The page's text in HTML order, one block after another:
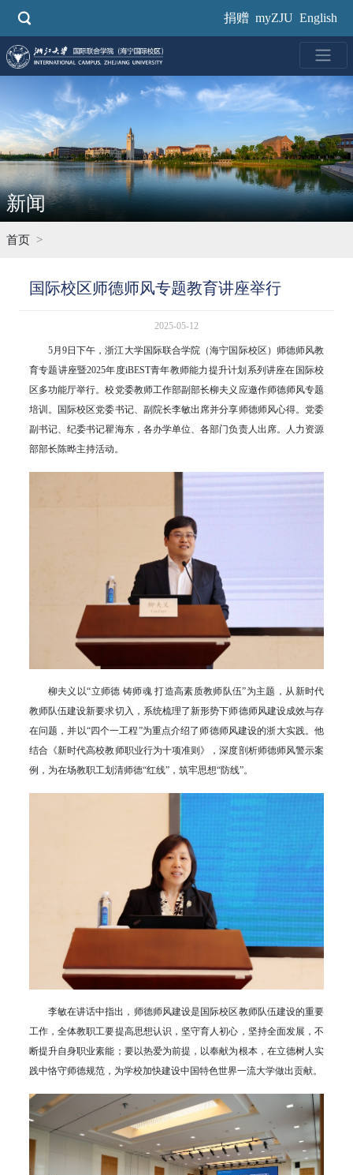
要
捐赠 myZJU English
新闻
首页
国际校区师德师风专题教育讲座举行
2025-05-12
5月9日下午，浙江大学国际联合学院（海宁国际校区）师德师风教
育专题讲座暨2025年度iBEST青年教师能力提升计划系列讲座在国际校
区多功能厅举行。校党委教师工作部副部长柳夫义应邀作师德师风专题
培训。国际校区党委书记、副院长李敏出席并分享师德师风心得。党委
副书记、纪委书记瞿海东，各办学单位、各部门负责人出席。人力资源
部部长陈晔主持活动。
柳夫义以“立师德 铸师魂 打造高素质教师队伍”为主题，从新时代
教师队伍建设新要求切入，系统梳理了新形势下师德师风建设成效与存
在问题，并以“四个一工程”为重点介绍了师德师风建设的浙大实践。他
结合《新时代高校教师职业行为十项准则》，深度剖析师德师风警示案
例，为在场教职工划清师德“红线”，筑牢思想“防线”。
李敏在讲话中指出，师德师风建设是国际校区教师队伍建设的重要
工作，全体教职工要提高思想认识，坚守育人初心，坚持全面发展，不
断提升自身职业素能；要以热爱为前提，以奉献为根本，在立德树人实
践中恪守师德规范，为学校加快建设中国特色世界一流大学做出贡献。